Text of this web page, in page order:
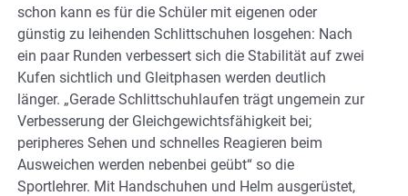
schon kann es für die Schüler mit eigenen oder
günstig zu leihenden Schlittschuhen losgehen: Nach
ein paar Runden verbessert sich die Stabilität auf zwei
Kufen sichtlich und Gleitphasen werden deutlich
länger. „Gerade Schlittschuhlaufen trägt ungemein zur
Verbesserung der Gleichgewichtsfähigkeit bei;
peripheres Sehen und schnelles Reagieren beim
Ausweichen werden nebenbei geübt“ so die
Sportlehrer. Mit Handschuhen und Helm ausgerüstet,